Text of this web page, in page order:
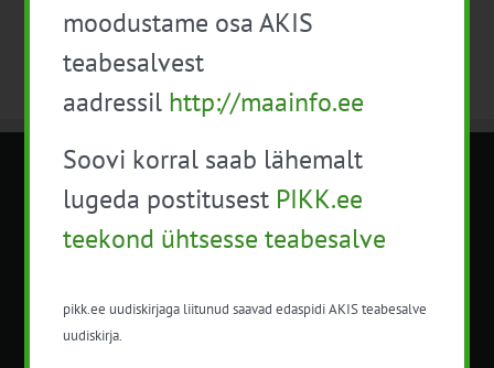
METK NÕUANDETEENISTUS
Nõuandeteenistuse nimetuse alt
nõustamisteenuseid.
moodustame osa AKIS
teabesalvest
aadressil http://maainfo.ee
Soovi korral saab lähemalt
lugeda postitusest PIKK.ee
teekond ühtsesse teabesalve
pikk.ee uudiskirjaga liitunud saavad edaspidi AKIS teabesalve
uudiskirja.